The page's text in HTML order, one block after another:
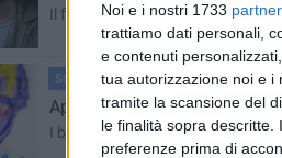
Noi e i nostri 1733 partner
trattiamo dati personali,
e contenuti
tua autorizzazione noi e i
tramite la scansione del
le finalità sopra
preferenze prima di
Il festival delle musiche possibili
SCUOLA GIOVINAZZO - 8
Apprendimento e inclusione
I bisogni speciali dei ragazzi